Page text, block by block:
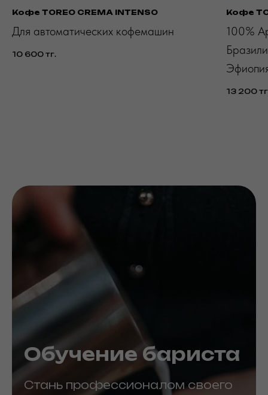
Кофе TOREO CREMA INTENSO
Для автоматических кофемашин
10 600 тг.
Кофе
100%
13 200
Обучение бариста
Стань профессионалом своего